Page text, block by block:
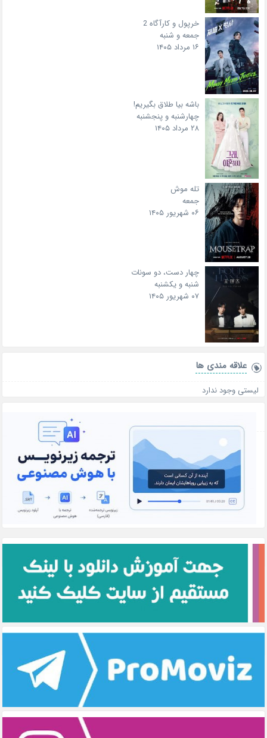
خرپول و کارآگاه 2
جمعه و شنبه
۱۶ مرداد ۱۴۰۵
باشه بیا طلاق بگیریم!
چهارشنبه و پنجشنبه
۲۸ مرداد ۱۴۰۵
تله موش
جمعه
۰۶ شهریور ۱۴۰۵
چهار دست، دو سونات
شنبه و یکشنبه
۰۷ شهریور ۱۴۰۵
علاقه‌ مندی ها
لیستی وجود ندارد